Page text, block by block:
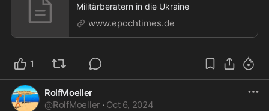
Militärberatern in die Ukraine
www.epochtimes.de
1
RolfMoeller
@RolfMoeller · Oct 6, 2024